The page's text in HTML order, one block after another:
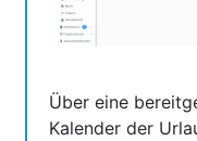
Über eine
Kalender der